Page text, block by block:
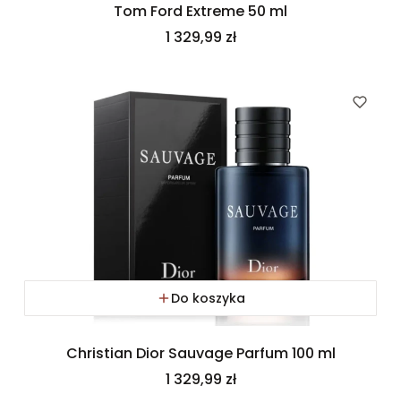
Tom Ford Extreme 50 ml
Cena
1 329,99 zł
Do koszyka
Christian Dior Sauvage Parfum 100 ml
Cena
1 329,99 zł